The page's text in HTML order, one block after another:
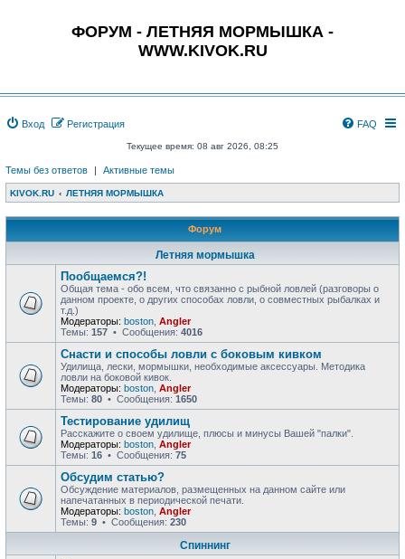
ФОРУМ - ЛЕТНЯЯ МОРМЫШКА -
WWW.KIVOK.RU
Вход Регистрация FAQ
Текущее время: 08 авг 2026, 08:25
Темы без ответов | Активные темы
KIVOK.RU ЛЕТНЯЯ МОРМЫШКА
Форум
Летняя мормышка
Пообщаемся?!
Общая тема - обо всем, что связанно с рыбной ловлей (разговоры о
данном проекте, о других способах ловли, о совместных рыбалках и
т.д.)
Модераторы: boston Angler
Темы: 157 • Сообщения: 4016
Снасти и способы ловли с боковым кивком
Удилища, лески, мормышки, необходимые аксессуары. Методика
ловли на боковой кивок.
Модераторы: boston Angler
Темы: 80 • Сообщения: 1650
Тестирование удилищ
Расскажите о своем удилище, плюсы и минусы Вашей "палки".
Модераторы: boston Angler
Темы: 16 • Сообщения: 75
Обсудим статью?
Обсуждение материалов, размещенных на данном сайте или
напечатанных в периодической печати.
Модераторы: boston Angler
Темы: 9 • Сообщения: 230
Спиннинг